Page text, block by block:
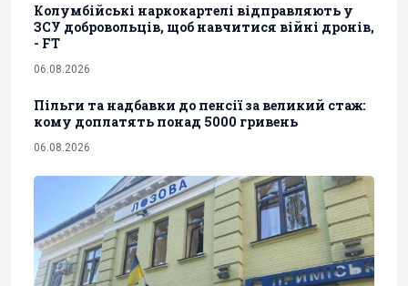
Колумбійські наркокартелі відправляють у
ЗСУ добровольців, щоб навчитися війні дронів,
- FT
06.08.2026
Пільги та надбавки до пенсії за великий стаж:
кому доплатять понад 5000 гривень
06.08.2026